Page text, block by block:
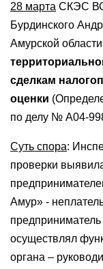
28 марта СКЭС
Бурдинского
Амурской области
сделкам
оценки
по делу № А04-
Суть спора:
проверки
Амур» -
осуществлял
органа –